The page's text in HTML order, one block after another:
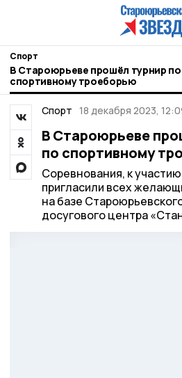
Спорт
В Староюрьеве прошёл турнир по
спортивному троеборью
Спорт 18 декабря 2023,
В Староюрьеве
по спортивному
Соревнования, к
пригласили всех
на базе
досугового центра